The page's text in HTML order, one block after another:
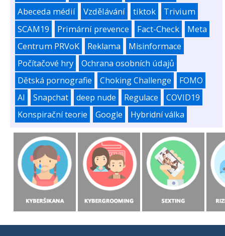
Abeceda médií
Vzdělávání tiktok
Trivium
SCAM19
Primární prevence Fact-Check
Meta
Centrum PRVoK
Reklama
Misinformace
Počítačové hry
Ochrana osobních údajů
Dětská pornografie
Choking Challenge
FOMO
AI
Snapchat deep nude Regulace
COVID19
Konspirační teorie
Google Hybridní válka